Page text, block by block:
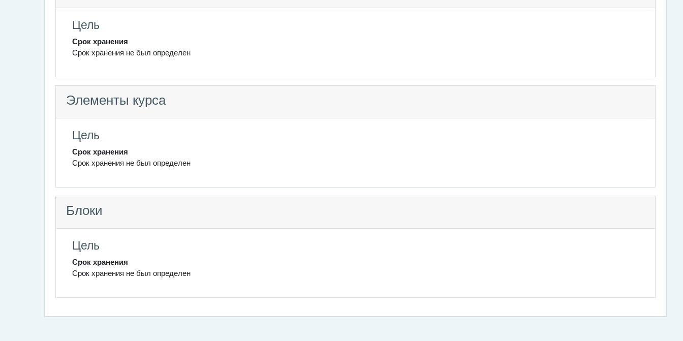
Цель
Срок хранения
Срок хранения не был определен
Элементы курса
Цель
Срок хранения
Срок хранения не был определен
Блоки
Цель
Срок хранения
Срок хранения не был определен